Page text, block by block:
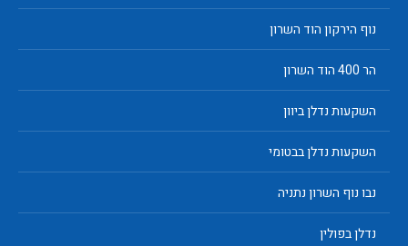
נוף הירקון הוד השרון
הר 400 הוד השרון
השקעות נדלן ביוון
השקעות נדלן בבטומי
נבו נוף השרון נתניה
נדלן בפולין